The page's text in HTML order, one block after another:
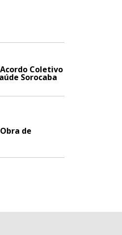
Coletivo
Sorocaba
de